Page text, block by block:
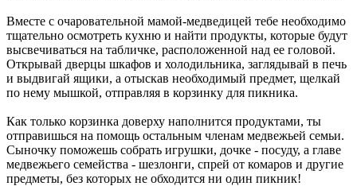
Вместе с очаровательной мамой-медведицей тебе необходимо
тщательно осмотреть кухню и найти продукты, которые будут
высвечиваться на табличке, расположенной над ее головой.
Открывай дверцы шкафов и холодильника, заглядывай в печь
и выдвигай ящики, а отыскав необходимый предмет, щелкай
по нему мышкой, отправляя в корзинку для пикника.
Как только корзинка доверху наполнится продуктами, ты
отправишься на помощь остальным членам медвежьей семьи.
Сыночку поможешь собрать игрушки, дочке - посуду, а главе
медвежьего семейства - шезлонги, спрей от комаров и другие
предметы, без которых не обходится ни один пикник!